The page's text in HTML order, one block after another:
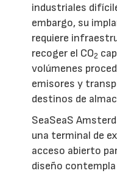
industriales
embargo, su
requiere
recoger el CO2
volúmenes
emisores y
destinos de
SeaSeaS
una terminal de
acceso abierto
diseño